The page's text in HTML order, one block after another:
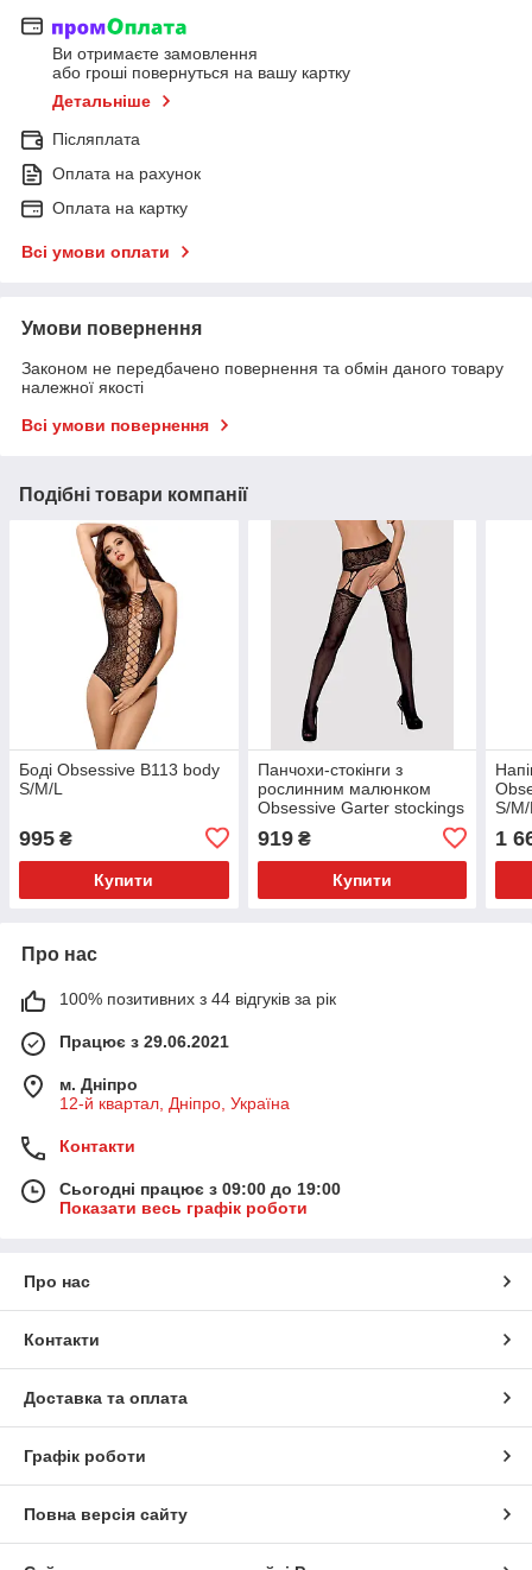
Ви отримаєте замовлення
або гроші повернуться на вашу картку
Детальніше
Післяплата
Оплата на рахунок
Оплата на картку
Всі умови оплати
Умови повернення
Законом не передбачено повернення та обмін даного товару
належної якості
Всі умови повернення
Подібні товари компанії
Боді Obsessive B113 body
S/M/L
995 ₴
Купити
Панчохи-стокінги з
рослинним малюнком
Obsessive Garter stockings
імітація га
919₴
Купити
S/
1
Про нас
100% позитивних з 44 відгуків за рік
Працює з 29.06.2021
м. Дніпро
12-й квартал, Дніпро, Україна
Контакти
Сьогодні працює з 09:00 до 19:00
Показати весь графік роботи
Про нас
Контакти
Доставка та оплата
Графік роботи
Повна версія сайту